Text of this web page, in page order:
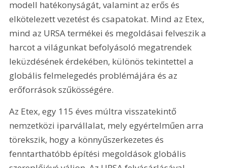
modell hatékonyságát, valamint az erős és
elkötelezett vezetést és csapatokat. Mind az Etex,
mind az URSA termékei és megoldásai felveszik a
harcot a világunkat befolyásoló megatrendek
leküzdésének érdekében, különös tekintettel a
globális felmelegedés problémájára és az
erőforrások szűkösségére.
Az Etex, egy 115 éves múltra visszatekintő
nemzetközi iparvállalat, mely egyértelműen arra
törekszik, hogy a könnyűszerkezetes és
fenntarthatóbb építési megoldások globális